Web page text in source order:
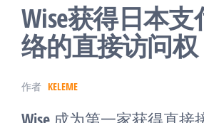
Wise获得日本
络的直接访问权
作者 KELEME
Wise 成为第一家获得直接